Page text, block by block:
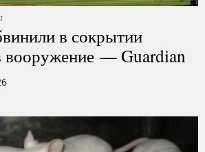
в сокрытии
вооружение — Guardian